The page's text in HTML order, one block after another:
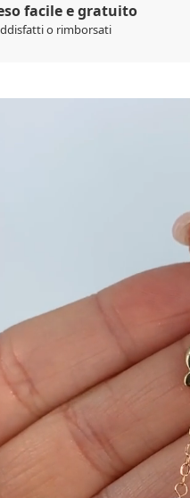
facile e gratuito
o rimborsati